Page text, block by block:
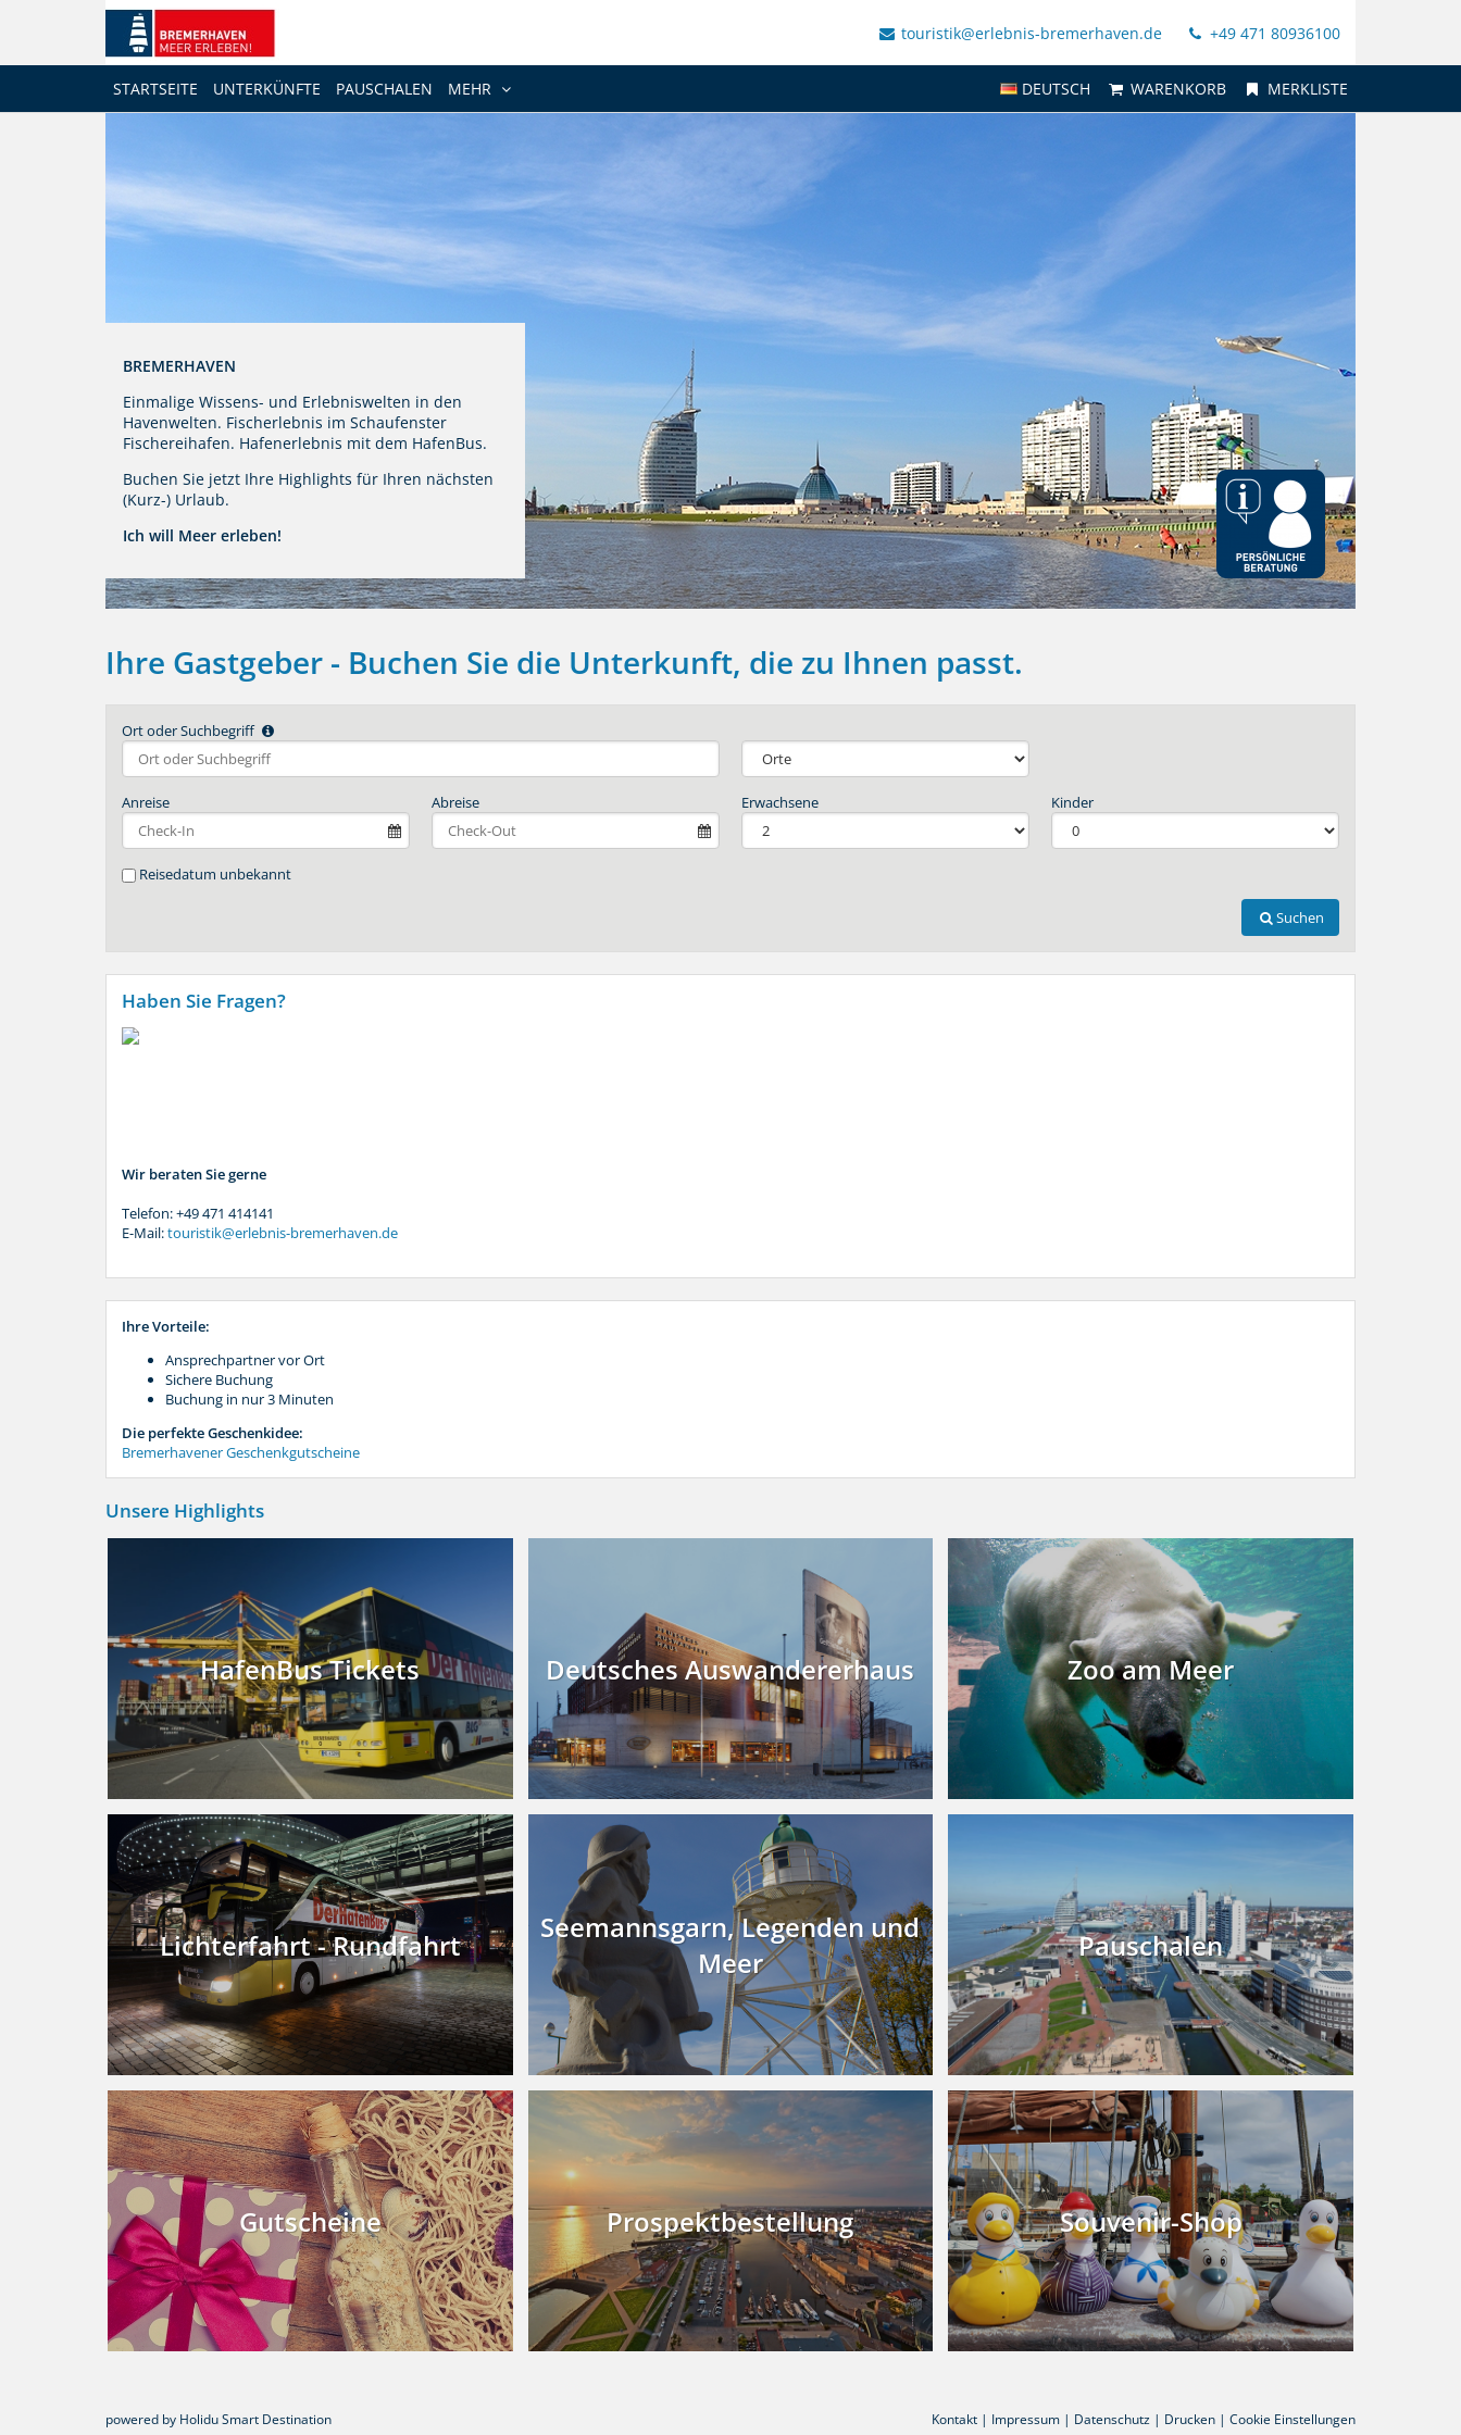
touristik@erlebnis-bremerhaven.de +49 471 80936100
DEUTSCH WARENKORB MERKLISTE
STARTSEITE UNTERKÜNFTE PAUSCHALEN MEHR
BREMERHAVEN
Einmalige Wissens- und Erlebniswelten in den
Havenwelten. Fischerlebnis im Schaufenster
Fischereihafen. Hafenerlebnis mit dem HafenBus.
Buchen Sie jetzt Ihre Highlights für Ihren nächsten
(Kurz-) Urlaub.
Ich will Meer erleben!
Ihre Gastgeber - Buchen Sie die Unterkunft, die zu Ihnen passt.
Ort oder Suchbegriff
Type 2 or
results.
Anreise Abreise
Reisedatum unbekannt
Erwachsene Kinder
Suchen
Haben Sie Fragen?
Wir beraten Sie gerne
Telefon: +49 471 414141
E-Mail:touristik@erlebnis-bremerhaven.de
Ihre Vorteile:
Ansprechpartner vor Ort
Sichere Buchung
Buchung in nur 3 Minuten
Die perfekte Geschenkidee:
Bremerhavener Geschenkgutscheine
Unsere Highlights
HafenBus Tickets Deutsches Auswandererhaus Zoo am Meer
Lichterfahrt - Rundfahrt
Seemannsgarn, Legenden und
Meer
Pauschalen
Gutscheine Prospektbestellung Souvenir-Shop
Kontakt | Impressum | Datenschutz | Drucken | Cookie Einstellungen
powered by Holidu Smart Destination